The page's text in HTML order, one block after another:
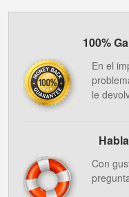
100%
En el
le
Con